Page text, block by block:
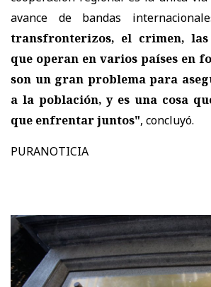
avance de bandas
transfronterizos, el crimen, las
que operan en varios países en
son un gran problema para
a la población, y es una cosa
que enfrentar juntos", concluyó.
PURANOTICIA